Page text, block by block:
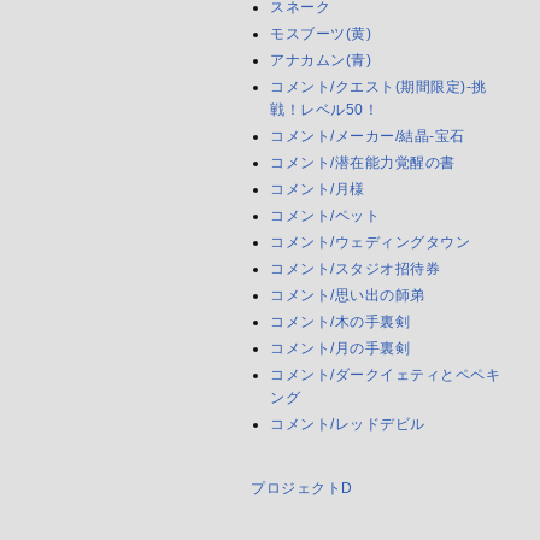
スネーク
モスブーツ(黄)
アナカムン(青)
コメント/クエスト(期間限定)-挑
戦！レベル50！
コメント/メーカー/結晶-宝石
コメント/潜在能力覚醒の書
コメント/月様
コメント/ペット
コメント/ウェディングタウン
コメント/スタジオ招待券
コメント/思い出の師弟
コメント/木の手裏剣
コメント/月の手裏剣
コメント/ダークイェティとペペキ
ング
コメント/レッドデビル
プロジェクトD